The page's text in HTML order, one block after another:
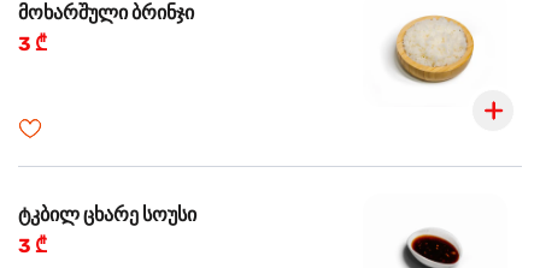
მოხარშული ბრინჯი
3 ₾
ტკბილ ცხარე სოუსი
3 ₾